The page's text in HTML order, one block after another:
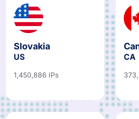
Slovakia
US
1,450,886 IPs
CA